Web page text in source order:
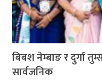
बिबश नेम्बाङ र दुर्गा
सार्वजनिक